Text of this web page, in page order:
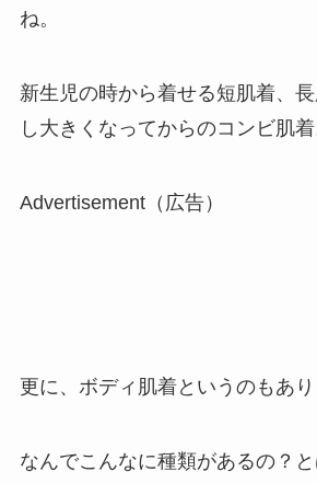
ね。
新生児の時から着せる短肌着、
し大きくなってからのコンビ肌着
Advertisement（広告）
更に、ボディ肌着というのもあり
なんでこんなに種類があるの？